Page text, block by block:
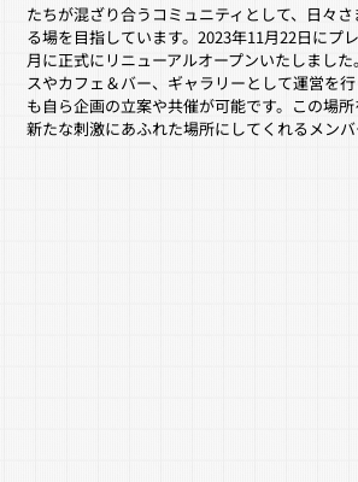
たちが混ざり合うコミュニティとして、日々
る場を目指しています。2023年11月22日にプ
月に正式にリニューアルオープンいたしまし
スやカフェ＆バー、ギャラリーとして運営を
も自ら企画の立案や共催が可能です。この場
新たな刺激にあふれた場所にしてくれるメン